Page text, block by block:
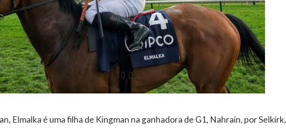
Elmalka é uma filha de Kingman na ganhadora de G1, Nahrain, por Selkirk,